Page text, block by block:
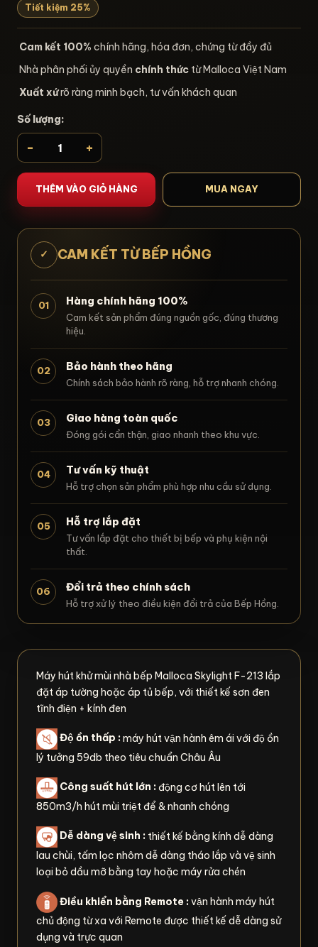
Tiết kiệm 25%
Cam kết 100% chính hãng, hóa đơn, chứng từ đầy đủ
Nhà phân phối ủy quyền chính thức từ Malloca Việt Nam
Xuất xứrõ ràng minh bạch, tư vấn khách quan
Số lượng:
- +
THÊM VÀO GIỎ HÀNG MUA NGAY
✓ CAM KẾT TỪ BẾP HỒNG
01 Hàng chính hãng 100%
Cam kết sản phẩm đúng nguồn gốc, đúng thương
hiệu.
02 Bảo hành theo hãng
Chính sách bảo hành rõ ràng, hỗ trợ nhanh chóng.
03 Giao hàng toàn quốc
Đóng gói cẩn thận, giao nhanh theo khu vực.
04 Tư vấn kỹ thuật
Hỗ trợ chọn sản phẩm phù hợp nhu cầu sử dụng.
05 Hỗ trợ lắp đặt
Tư vấn lắp đặt cho thiết bị bếp và phụ kiện nội
thất.
06 Đổi trả theo chính sách
Hỗ trợ xử lý theo điều kiện đổi trả của Bếp Hồng.
Máy hút khử mùi nhà bếp Malloca Skylight F-213 lắp
đặt áp tường hoặc áp tủ bếp, với thiết kế sơn đen
tĩnh điện + kính đen
Độ ồn thấp :máy hút vận hành êm ái với độ ồn
lý tưởng 59db theo tiêu chuẩn Châu Âu
Công suất hút lớn :động cơ hút lên tới
850m3/h hút mùi triệt để & nhanh chóng
Dễ dàng vệ sinh : thiết kế bằng kính dễ dàng
lau chùi, tấm lọc nhôm dễ dàng tháo lắp và vệ sinh
loại bỏ dầu mỡ bằng tay hoặc máy rửa chén
Điều khiển bằng Remote :vận hành máy hút
chủ động từ xa với Remote được thiết kế dễ dàng sử
dụng và trực quan